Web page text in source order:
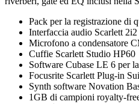
Pack per la registrazione di
Interfaccia audio Scarlett
Microfono a condensatore
Cuffie Scarlett Studio HP60
Software Cubase LE 6 per
Focusrite Scarlett Plug-in
Synth software Novation
1GB di campioni royalty-